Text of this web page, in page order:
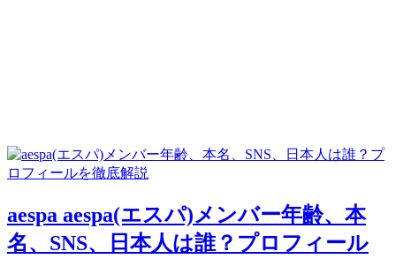
aespa aespa(エスパ)メンバー年齢、本
名、SNS、日本人は誰？プロフィール